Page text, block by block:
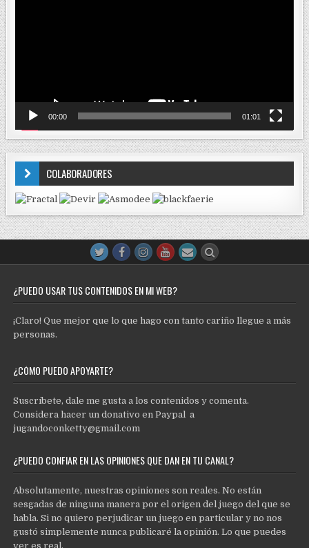
00:00 01:01
COLABORADORES
¿PUEDO USAR TUS CONTENIDOS EN MI WEB?
¡Claro! Que mejor que lo que hago con tanto cariño llegue a más
personas.
¿CÓMO PUEDO APOYARTE?
Suscríbete, dale me gusta a los contenidos y comenta.
Considera hacer un donativo en Paypal a
jugandoconketty@gmail.com
¿PUEDO CONFIAR EN LAS OPINIONES QUE DAN EN TU CANAL?
Absolutamente, nuestras opiniones son reales. No están
sesgadas de ninguna manera por el origen del juego del que se
habla. Si no quiero perjudicar un juego en particular y no nos
gustó simplemente nunca publicaré la opinión. Lo que puedes
ver es real.